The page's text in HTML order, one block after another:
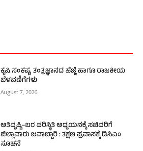
ಕೃಷಿ ಸಂಕಷ್ಟ, ತಂತ್ರಜ್ಞಾನದ ಹೆಜ್ಜೆ ಹಾಗೂ ರಾಜಕೀಯ
ಬೆಳವಣಿಗೆಗಳು
August 7, 2026
ಅತಿವೃಷ್ಟಿ–ಬರ ಪರಿಸ್ಥಿತಿ ಅಧ್ಯಯನಕ್ಕೆ ಸಚಿವರಿಗೆ
ಜಿಲ್ಲಾವಾರು ಜವಾಬ್ದಾರಿ : ತಕ್ಷಣ ಪ್ರವಾಸಕ್ಕೆ ಡಿಸಿಎಂ
ಸೂಚನೆ